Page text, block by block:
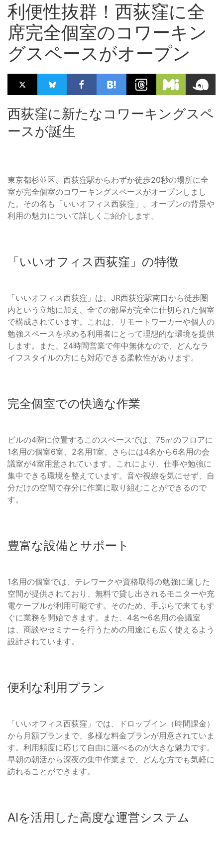
利便性抜群！西荻窪に全
席完全個室のコワーキン
グスペースがオープン
西荻窪に新たなコワーキングスペ
ースが誕生
東京都杉並区、西荻窪駅からわずか徒歩20秒の場所に全
室が完全個室のコワーキングスペースがオープンしまし
た。その名も「いいオフィス西荻窪」。オープンの背景や
利用の魅力について詳しくご紹介します。
「いいオフィス西荻窪」の特徴
「いいオフィス西荻窪」は、JR西荻窪駅南口から徒歩圏
内という立地に加え、全ての部屋が完全に仕切られた個室
で構成されています。これは、リモートワーカーや個人の
勉強スペースを求める利用者にとって理想的な環境を提供
します。また、24時間営業で年中無休なので、どんなラ
イフスタイルの方にも対応できる柔軟性があります。
完全個室での快適な作業
ビルの4階に位置するこのスペースでは、75㎡のフロアに
1名用の個室6室、2名用1室、さらには4名から6名用の会
議室が4室用意されています。これにより、仕事や勉強に
集中できる環境を整えています。音や視線を気にせず、自
分だけの空間で存分に作業に取り組むことができるので
す。
豊富な設備とサポート
1名用の個室では、テレワークや資格取得の勉強に適した
空間が提供されており、無料で貸し出されるモニターや充
電ケーブルが利用可能です。そのため、手ぶらで来てもす
ぐに業務を開始できます。また、4名〜6名用の会議室
は、商談やセミナーを行うための用途にも広く使えるよう
設計されています。
便利な利用プラン
「いいオフィス西荻窪」では、ドロップイン（時間課金）
から月額プランまで、多様な料金プランが用意されていま
す。利用頻度に応じて自由に選べるのが大きな魅力です。
早朝の朝活から深夜の集中作業まで、どんな方でも気軽に
訪れることができます。
AIを活用した高度な運営システム